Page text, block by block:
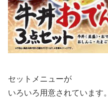
セットメニューが
いろいろ用意されています。